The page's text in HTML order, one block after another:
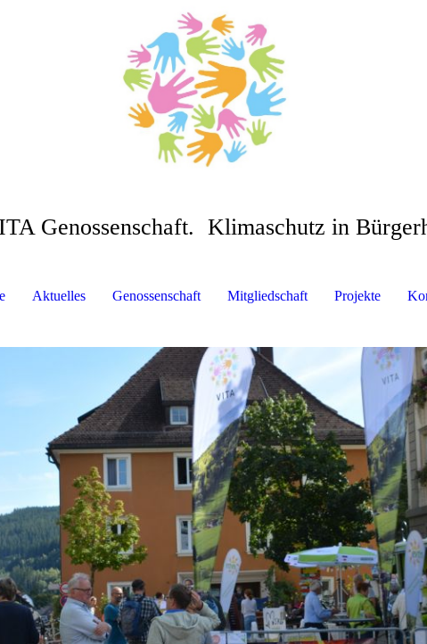
Genossenschaft. Klimaschutz in
Aktuelles Genossenschaft Mitgliedschaft Projekte